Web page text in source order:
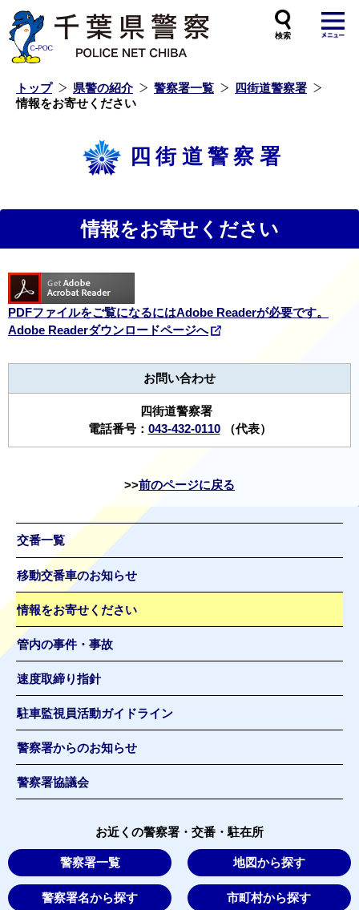
トップ 県警の紹介 警察署一覧
四街道警察署
情報をお寄せください
四街道警察署
情報をお寄せください
PDFファイルをご覧になるにはAdobe Readerが必要です。
Adobe Readerダウンロードページへ
お問い合わせ
四街道警察署
電話番号： 043-432-0110（代表）
前のページに戻る
交番一覧
移動交番車のお知らせ
情報をお寄せください
管内の事件・事故
速度取締り指針
駐車監視員活動ガイドライン
警察署からのお知らせ
警察署協議会
お近くの警察署・交番・駐在所
警察署一覧 地図から探す
警察署名から探す 市町村から探す